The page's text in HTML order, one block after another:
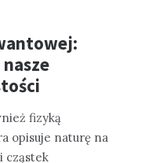
fizyką
opisuje naturę na
cząstek